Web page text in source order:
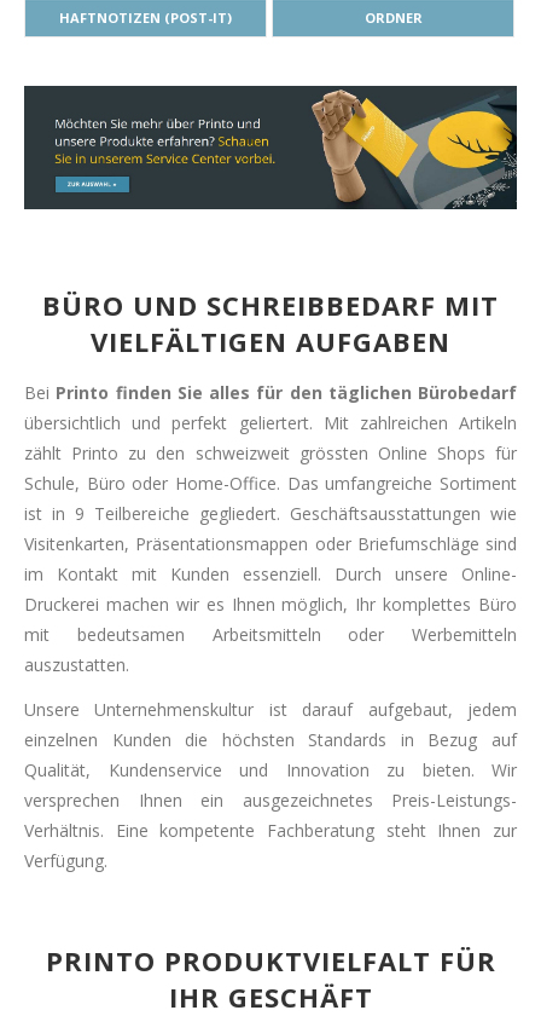
HAFTNOTIZEN (POST-IT) ORDNER
BÜRO UND SCHREIBBEDARF MIT
VIELFÄLTIGEN AUFGABEN
Bei Printo finden Sie alles für den täglichen Bürobedarf
übersichtlich und perfekt geliertert. Mit zahlreichen Artikeln
zählt Printo zu den schweizweit grössten Online Shops für
Schule, Büro oder Home-Office. Das umfangreiche Sortiment
ist in 9 Teilbereiche gegliedert. Geschäftsausstattungen wie
Visitenkarten, Präsentationsmappen oder Briefumschläge sind
im Kontakt mit Kunden essenziell. Durch unsere Online-
Druckerei machen wir es Ihnen möglich, Ihr komplettes Büro
mit bedeutsamen Arbeitsmitteln oder Werbemitteln
auszustatten.
Unsere Unternehmenskultur ist darauf aufgebaut, jedem
einzelnen Kunden die höchsten Standards in Bezug auf
Qualität, Kundenservice und Innovation zu bieten. Wir
versprechen Ihnen ein ausgezeichnetes Preis-Leistungs-
Verhältnis. Eine kompetente Fachberatung steht Ihnen zur
Verfügung.
PRINTO PRODUKTVIELFALT FÜR
IHR GESCHÄFT